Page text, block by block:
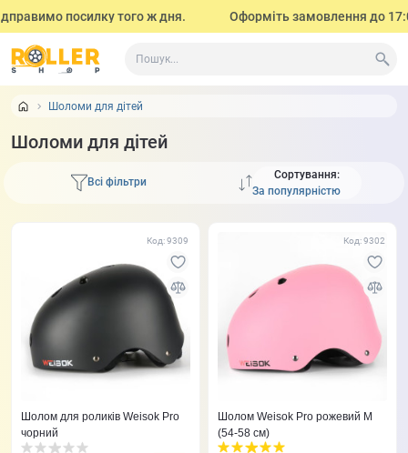
посилку того ж дня. Оформіть замовлення до 17:00 (з
Шоломи для дітей
Шоломи для дітей
Всі фільтри
Сортування:
Код: 9309
Шолом для роликів Weisok Pro
чорний
Код: 9302
Шолом Weisok Pro рожевий M
(54-58 см)